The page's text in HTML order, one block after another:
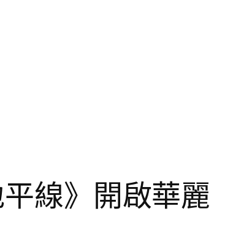
線》開啟華麗